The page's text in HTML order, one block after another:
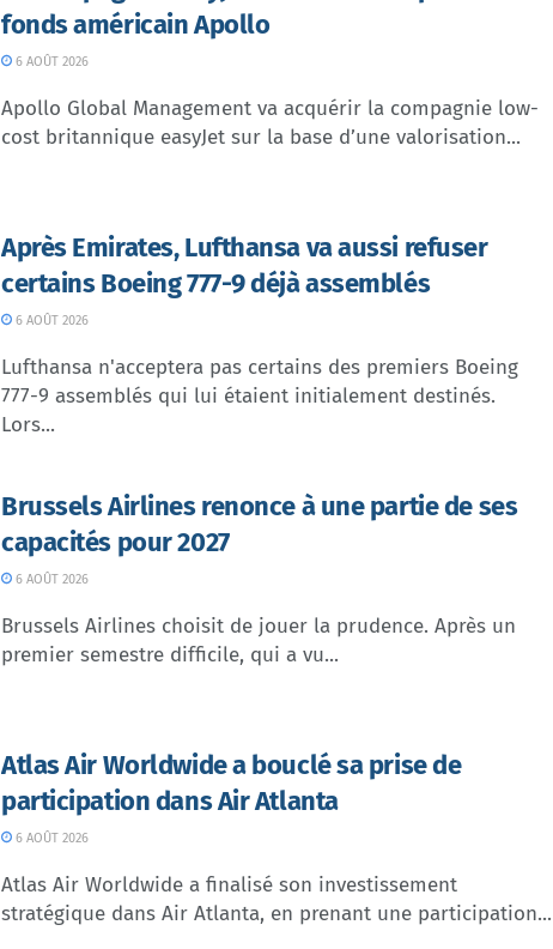
fonds américain Apollo
6 AOÛT 2026
Apollo Global Management va acquérir la compagnie low-
cost britannique easyJet sur la base d’une valorisation...
Après Emirates, Lufthansa va aussi refuser
certains Boeing 777-9 déjà assemblés
6 AOÛT 2026
Lufthansa n'acceptera pas certains des premiers Boeing
777-9 assemblés qui lui étaient initialement destinés.
Lors...
Brussels Airlines renonce à une partie de ses
capacités pour 2027
6 AOÛT 2026
Brussels Airlines choisit de jouer la prudence. Après un
premier semestre difficile, qui a vu...
Atlas Air Worldwide a bouclé sa prise de
participation dans Air Atlanta
6 AOÛT 2026
Atlas Air Worldwide a finalisé son investissement
stratégique dans Air Atlanta, en prenant une participation...